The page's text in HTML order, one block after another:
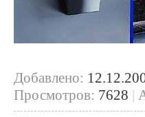
Добавлено:
Просмотров: 7628 |